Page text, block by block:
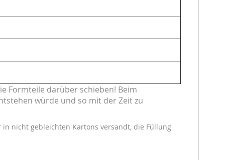
Formteile darüber schieben! Beim
würde und so mit der Zeit zu
nicht gebleichten Kartons versandt, die Füllung